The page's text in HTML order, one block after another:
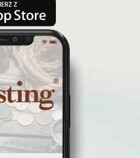
ciekawezwiedzanie
wycieczki śląskie
top questy
Maleniecka
questing śląskie
przygoda
najlepsze questy